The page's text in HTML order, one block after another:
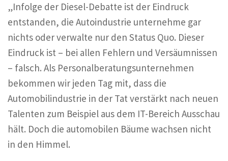
„Infolge der Diesel-Debatte ist der Eindruck
entstanden, die Autoindustrie unternehme gar
nichts oder verwalte nur den Status Quo. Dieser
Eindruck ist – bei allen Fehlern und Versäumnissen
– falsch. Als Personalberatungsunternehmen
bekommen wir jeden Tag mit, dass die
Automobilindustrie in der Tat verstärkt nach neuen
Talenten zum Beispiel aus dem IT-Bereich Ausschau
hält. Doch die automobilen Bäume wachsen nicht
in den Himmel.